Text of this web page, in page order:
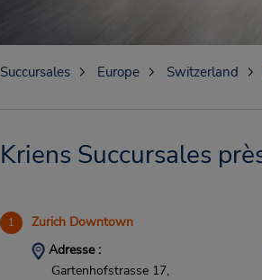
Succursales Europe Switzerland
Kriens Succursales
1 Zurich Downtown
Adresse :
Gartenhofstrasse 17,